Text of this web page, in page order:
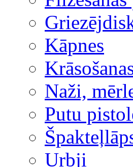
Kāpnes
Naži,
Putu
Urbji